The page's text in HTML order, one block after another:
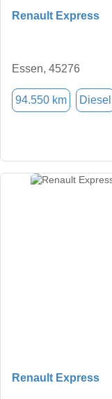
Renault Express
Essen, 45276
94.550 km Diesel
Renault Express